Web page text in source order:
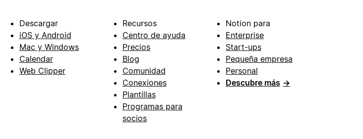
Descargar
iOS y Android
Mac y Windows
Calendar
Web Clipper
Recursos
Centro de ayuda
Precios
Blog
Comunidad
Conexiones
Plantillas
Programas para
socios
Notion para
Enterprise
Start-ups
Pequeña empresa
Personal
Descubre más →